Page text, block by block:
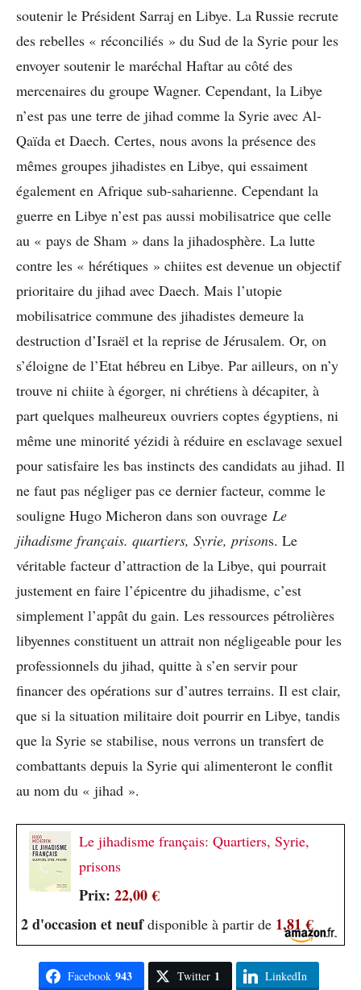
soutenir le Président Sarraj en Libye. La Russie recrute
des rebelles « réconciliés » du Sud de la Syrie pour les
envoyer soutenir le maréchal Haftar au côté des
mercenaires du groupe Wagner. Cependant, la Libye
n’est pas une terre de jihad comme la Syrie avec Al-
Qaïda et Daech. Certes, nous avons la présence des
mêmes groupes jihadistes en Libye, qui essaiment
également en Afrique sub-saharienne. Cependant la
guerre en Libye n’est pas aussi mobilisatrice que celle
au « pays de Sham » dans la jihadosphère. La lutte
contre les « hérétiques » chiites est devenue un objectif
prioritaire du jihad avec Daech. Mais l’utopie
mobilisatrice commune des jihadistes demeure la
destruction d’Israël et la reprise de Jérusalem. Or, on
s’éloigne de l’Etat hébreu en Libye. Par ailleurs, on n’y
trouve ni chiite à égorger, ni chrétiens à décapiter, à
part quelques malheureux ouvriers coptes égyptiens, ni
même une minorité yézidi à réduire en esclavage sexuel
pour satisfaire les bas instincts des candidats au jihad. Il
ne faut pas négliger pas ce dernier facteur, comme le
souligne Hugo Micheron dans son ouvrage Le
jihadisme français. quartiers, Syrie, prisons. Le
véritable facteur d’attraction de la Libye, qui pourrait
justement en faire l’épicentre du jihadisme, c’est
simplement l’appât du gain. Les ressources pétrolières
libyennes constituent un attrait non négligeable pour les
professionnels du jihad, quitte à s’en servir pour
financer des opérations sur d’autres terrains. Il est clair,
que si la situation militaire doit pourrir en Libye, tandis
que la Syrie se stabilise, nous verrons un transfert de
combattants depuis la Syrie qui alimenteront le conflit
au nom du « jihad ».
Le jihadisme français: Quartiers, Syrie,
prisons
Prix: 22,00 €
2 d'occasion et neufdisponible à partir de 1,81 €
Facebook 943 Twitter 1 LinkedIn